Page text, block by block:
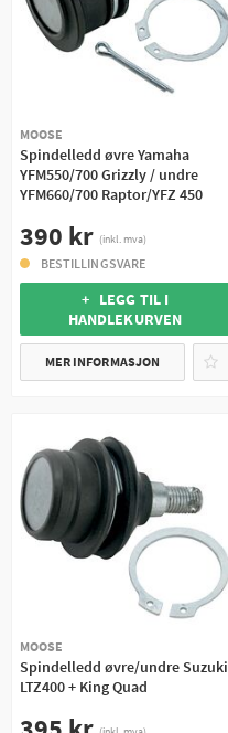
MOOSE
Spindelledd øvre Yamaha
YFM550/700 Grizzly / undre
YFM660/700 Raptor/YFZ 450
390 kr (inkl. mva)
BESTILLINGSVARE
+ LEGG TIL I
HANDLEKURVEN
MER INFORMASJON
MOOSE
Spindelledd øvre/undre Suzuki
LTZ400 + King Quad